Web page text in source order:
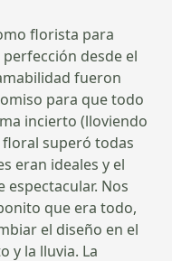
florista para
desde el
fueron
para que todo
incierto (lloviendo
floral superó todas
eran ideales y el
Nos
que era todo,
el diseño en el
y la lluvia. La